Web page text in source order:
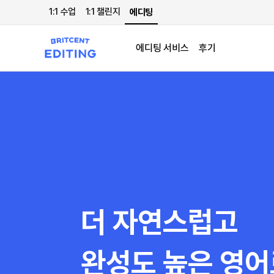
1:1 수업 1:1 챌린지 에디팅
에디팅 서비스 후기
더 자연스럽고
완성도 높은 영